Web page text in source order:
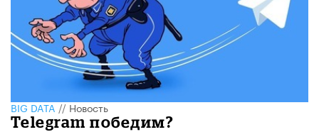
BIG DATA//Новость
Telegram победим?